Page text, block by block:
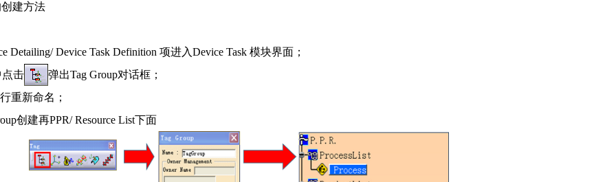
建方法
Detailing/ Device Task Definition 项进入Device Task 模块界面；
点击
弹出Tag Group对话框；
重新命名；
创建再PPR/ Resource List下面